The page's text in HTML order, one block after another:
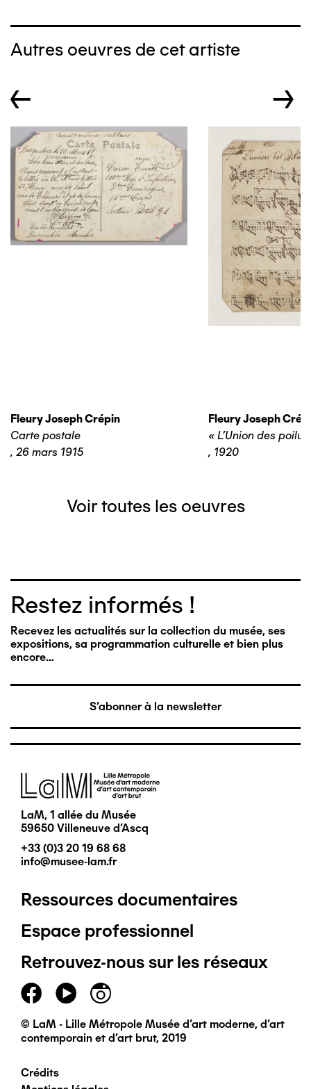
Autres oeuvres de cet artiste
← →
Fleury Joseph Crépin
Carte postale
, 26 mars 1915
Fleury Joseph
« L’Union des
, 1920
Voir toutes les oeuvres
Restez informés !
Recevez les actualités sur la collection du musée, ses
expositions, sa programmation culturelle et bien plus
encore…
S'abonner à la newsletter
Image
LaM, 1 allée du Musée
59650 Villeneuve d'Ascq
+33 (0)3 20 19 68 68
info@musee-lam.fr
Pied
de
page
principal
Ressources documentaires
Espace professionnel
Retrouvez-nous sur les réseaux
© LaM - Lille Métropole Musée d'art moderne, d'art
contemporain et d'art brut, 2019
Crédits